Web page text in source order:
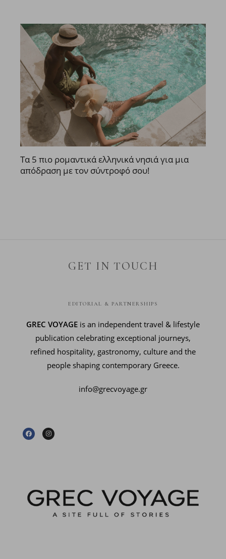
Τα 5 πιο ρομαντικά ελληνικά νησιά για μια
απόδραση με τον σύντροφό σου!
GET IN TOUCH
EDITORIAL & PARTNERSHIPS
GREC VOYAGE is an independent travel & lifestyle
publication celebrating exceptional journeys,
refined hospitality, gastronomy, culture and the
people shaping contemporary Greece.
info@grecvoyage.gr